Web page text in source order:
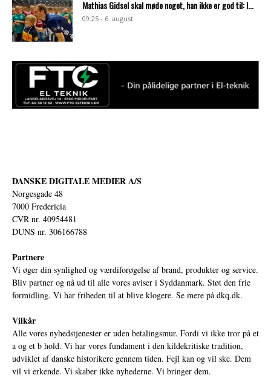
Mathias Gidsel skal møde noget, han ikke er god til: I...
09:25 - 6. august
DANSKE DIGITALE MEDIER A/S
Norgesgade 48
7000 Fredericia
CVR nr. 40954481
DUNS nr. 306166788
Partnere
Vi øger din synlighed og værdiforøgelse af brand, produkter og service.
Bliv partner og nå ud til alle vores aviser i Syddanmark. Støt den frie
formidling. Vi har friheden til at blive klogere. Se mere på dkq.dk.
Vilkår
Alle vores nyhedstjenester er uden betalingsmur. Fordi vi ikke tror på et
a og et b hold. Vi har vores fundament i den kildekritiske tradition,
udviklet af danske historikere gennem tiden. Fejl kan og vil ske. Dem
vil vi erkende. Vi skaber ikke nyhederne. Vi bringer dem.